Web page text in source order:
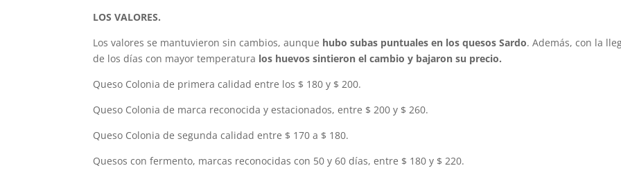
LOS VALORES.
Los valores se mantuvieron sin cambios, aunque hubo subas puntuales en los quesos Sardo. Además, con la
de los días con mayor temperatura los huevos sintieron el cambio y bajaron su precio.
Queso Colonia de primera calidad entre los $ 180 y $ 200.
Queso Colonia de marca reconocida y estacionados, entre $ 200 y $ 260.
Queso Colonia de segunda calidad entre $ 170 a $ 180.
Quesos con fermento, marcas reconocidas con 50 y 60 días, entre $ 180 y $ 220.